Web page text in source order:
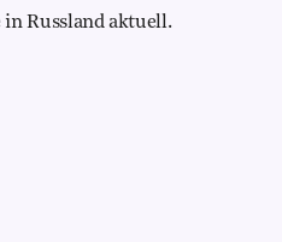
Russland aktuell.